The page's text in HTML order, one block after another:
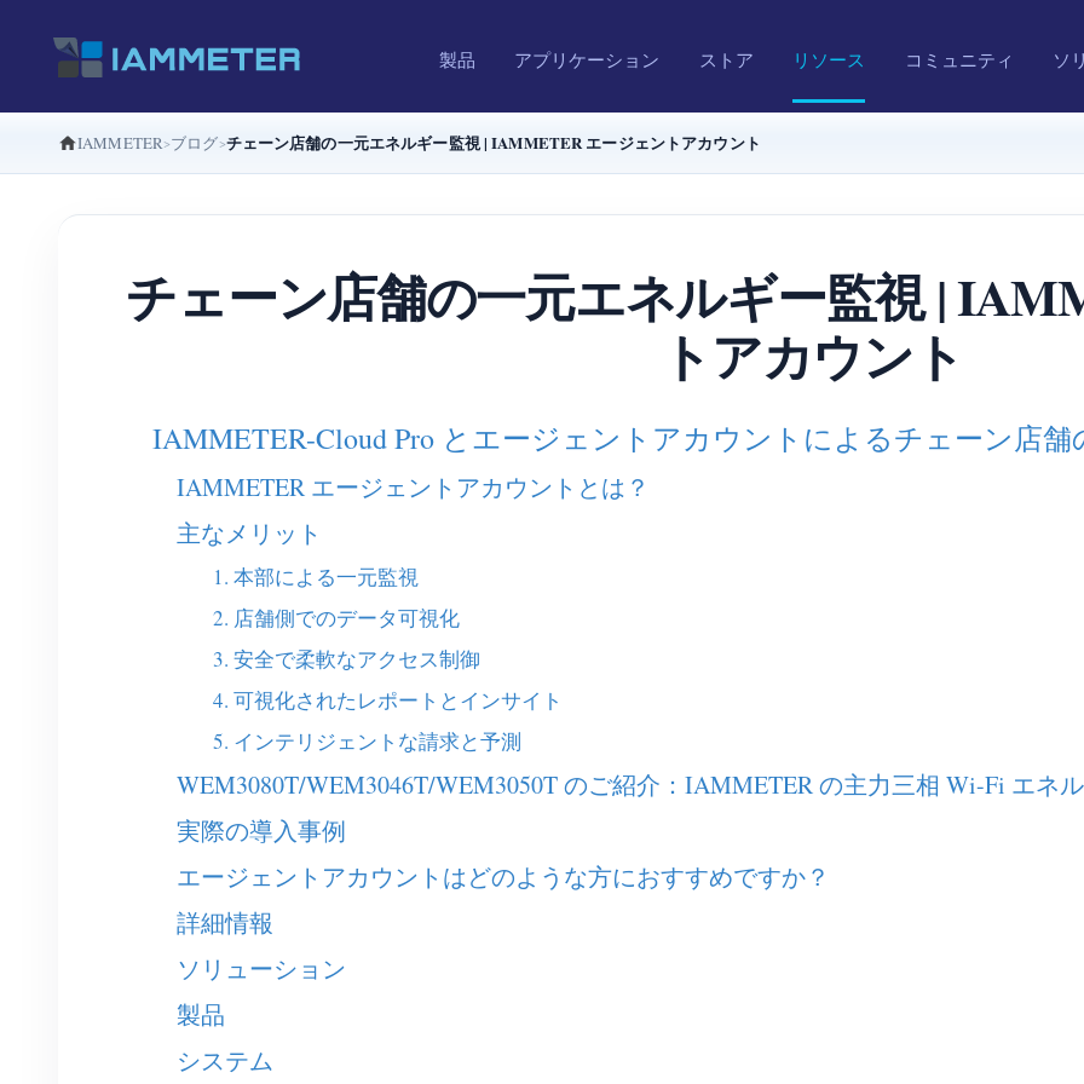
製品 アプリケーション ストア リソース コミュニティ ソ
IAMMETER ブログ チェーン店舗の一元エネルギー監視 | IAMMETER エージェントアカウント
チェーン店舗の一元エネルギー監視 |
トアカウント
IAMMETER-Cloud Pro とエージェントアカウントによるチェーン店
IAMMETER エージェントアカウントとは？
主なメリット
1. 本部による一元監視
2. 店舗側でのデータ可視化
3. 安全で柔軟なアクセス制御
4. 可視化されたレポートとインサイト
5. インテリジェントな請求と予測
WEM3080T/WEM3046T/WEM3050T のご紹介：IAMMETER の主力三相 Wi-Fi エネ
実際の導入事例
エージェントアカウントはどのような方におすすめですか？
詳細情報
ソリューション
製品
システム